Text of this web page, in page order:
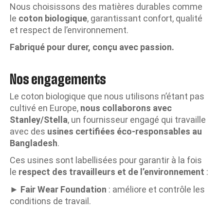
Nous choisissons des matières durables comme
le coton biologique, garantissant confort, qualité
et respect de l’environnement.
Fabriqué pour durer, conçu avec passion.
Nos engagements
Le coton biologique que nous utilisons n’étant pas
cultivé en Europe, nous collaborons avec
Stanley/Stella, un fournisseur engagé qui travaille
avec des usines certifiées éco-responsables au
Bangladesh.
Ces usines sont labellisées pour garantir à la fois
le respect des travailleurs et de l’environnement :
► Fair Wear Foundation : améliore et contrôle les
conditions de travail.